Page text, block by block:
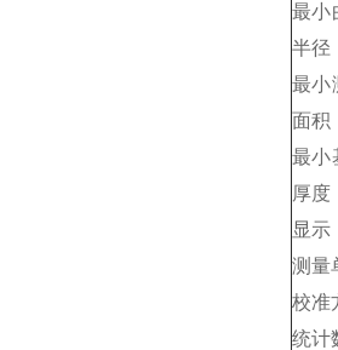
最小
半径
最小
面积
最小
厚度
显示
测量
校准
统计